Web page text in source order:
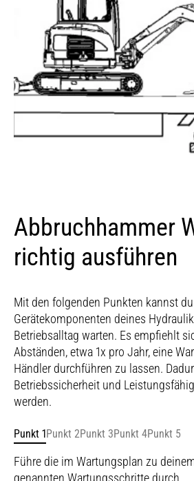
Abbruchhammer
richtig ausführen
Mit den folgenden Punkten kannst
Gerätekomponenten deines
Betriebsalltag warten. Es empfiehlt
Abständen, etwa 1x pro Jahr, eine
Händler durchführen zu lassen.
Betriebssicherheit und
werden.
Punkt 1Punkt 2Punkt 3Punkt 4Punkt 5
Führe die im Wartungsplan zu
genannten Wartungsschritte durch